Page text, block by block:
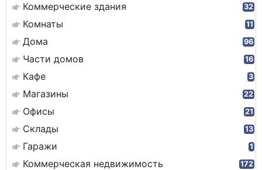
Коммерческие здания 32
Комнаты 11
Дома 96
Части домов 16
Кафе 3
Магазины 22
Офисы 21
Склады 13
Гаражи 1
Коммерческая недвижимость 172